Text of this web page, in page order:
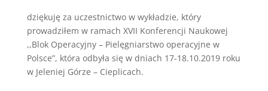
dziękuję za uczestnictwo w wykładzie, który
prowadziłem w ramach XVII Konferencji Naukowej
,,Blok Operacyjny – Pielęgniarstwo operacyjne w
Polsce”, która odbyła się w dniach 17-18.10.2019 roku
w Jeleniej Górze – Cieplicach.